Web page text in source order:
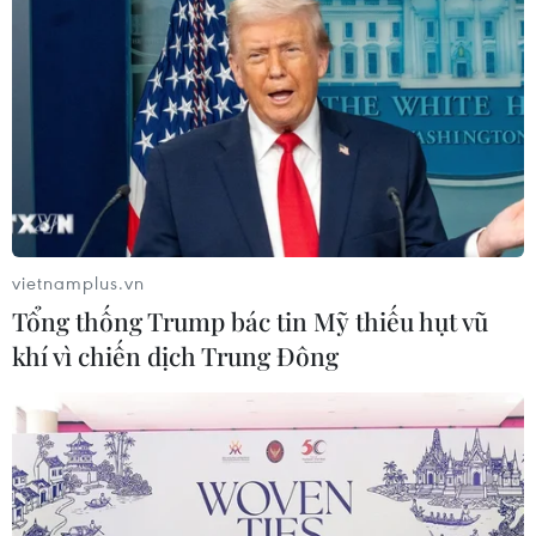
Triều Tiên mở đường bay Bình
Nhưỡng-Wonsan Kalma thúc đẩy du
06/08/2026 02:05
Giá vàng ngày 6/8: Bảng giá tại các
công ty vàng bạc đá quý
06/08/2026 01:54
Giá dầu thô biến động nhẹ khi triển
vọng đàm phán Trung Đông vẫn khó
đoán
06/08/2026 00:26
vietnamplus.vn
Tổng thống Trump bác tin Mỹ thiếu hụt vũ
khí vì chiến dịch Trung Đông